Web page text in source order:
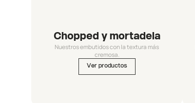
Chopped y mortadela
Nuestros embutidos con la textura más
cremosa.
Ver productos